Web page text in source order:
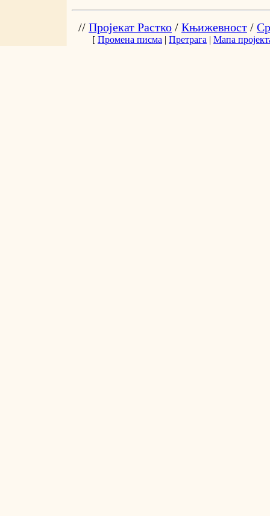
// Пројекат Растко / Књижевност /
[ Промена писма | Претрага | Мапа